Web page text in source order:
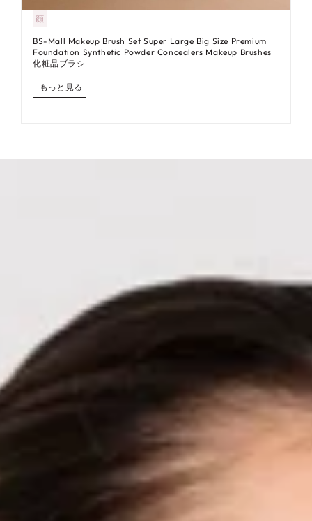
顔
BS-Mall Makeup Brush Set Super Large Big Size Premium
Foundation Synthetic Powder Concealers Makeup Brushes
化粧品ブラシ
もっと見る